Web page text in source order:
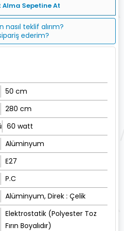
Alma Sepetine At
nasıl teklif alırım?
ederim?
50 cm
280 cm
60 watt
Alüminyum
E27
P.C
Alüminyum, Direk : Çelik
Elektrostatik (Polyester Toz
Fırın Boyalıdır)